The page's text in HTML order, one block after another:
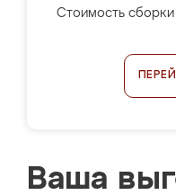
Стоимость
Ваша